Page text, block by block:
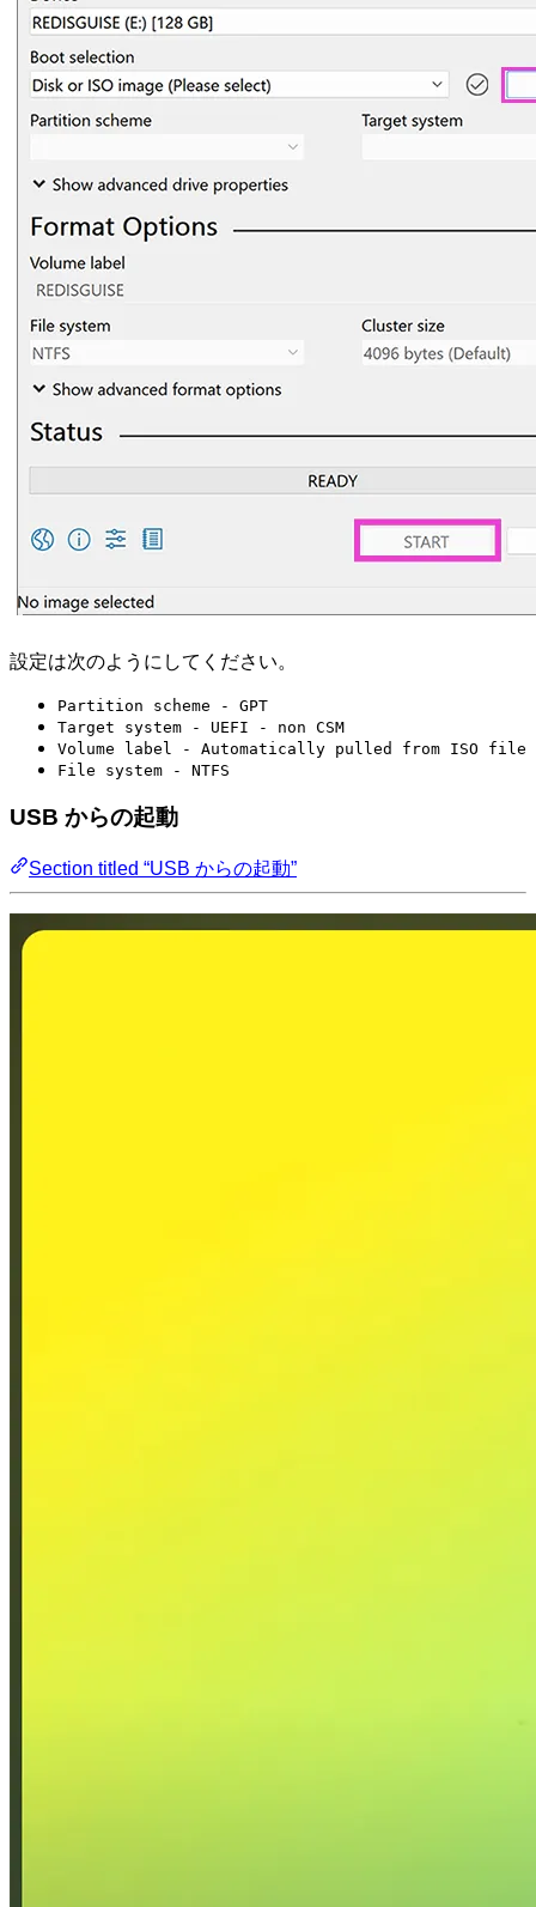
設定は次のようにしてください。
Partition scheme - GPT
Target system - UEFI - non CSM
Volume label - Automatically pulled from ISO file
File system - NTFS
USB からの起動
Section titled “USB からの起動”